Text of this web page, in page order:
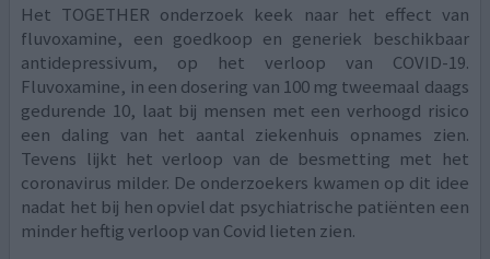
Het TOGETHER onderzoek keek naar het effect van
fluvoxamine, een goedkoop en generiek beschikbaar
antidepressivum, op het verloop van COVID-19.
Fluvoxamine, in een dosering van 100 mg tweemaal daags
gedurende 10, laat bij mensen met een verhoogd risico
een daling van het aantal ziekenhuis opnames zien.
Tevens lijkt het verloop van de besmetting met het
coronavirus milder. De onderzoekers kwamen op dit idee
nadat het bij hen opviel dat psychiatrische patiënten een
minder heftig verloop van Covid lieten zien.